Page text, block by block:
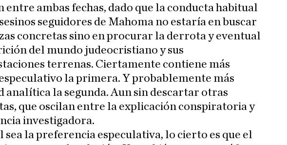
entre ambas fechas, dado que la conducta habitual
seguidores de Mahoma no estaría en buscar
concretas sino en procurar la derrota y eventual
del mundo judeocristiano y sus
terrenas. Ciertamente contiene más
la primera. Y probablemente más
analítica la segunda. Aun sin descartar otras
que oscilan entre la explicación conspiratoria y
investigadora.
sea la preferencia especulativa, lo cierto es que el